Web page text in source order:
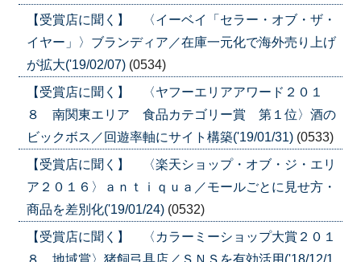
【受賞店に聞く】 〈イーベイ「セラー・オブ・ザ・
イヤー」〉ブランディア／在庫一元化で海外売り上げ
が拡大('19/02/07) (0534)
【受賞店に聞く】 〈ヤフーエリアアワード２０１
８ 南関東エリア 食品カテゴリー賞 第１位〉酒の
ビックボス／回遊率軸にサイト構築('19/01/31) (0533)
【受賞店に聞く】 〈楽天ショップ・オブ・ジ・エリ
ア２０１６〉ａｎｔｉｑｕａ／モールごとに見せ方・
商品を差別化('19/01/24) (0532)
【受賞店に聞く】 〈カラーミーショップ大賞２０１
８ 地域賞〉猪飼弓具店／ＳＮＳを有効活用('18/12/1